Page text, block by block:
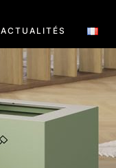
ACTUALITÉS